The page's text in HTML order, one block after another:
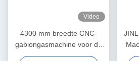
Video
4300 mm breedte CNC-
gabiongasmachine voor de
productie van hoog efficiënte